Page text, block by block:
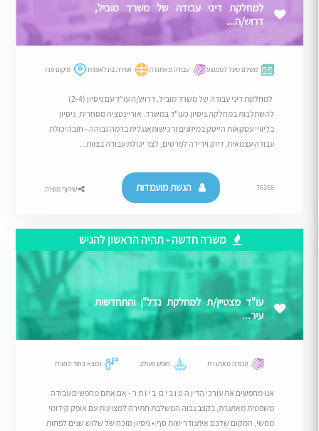
למחלקת דיני עבודה של משרד מוביל,
דרוש/ה...
משלם מעל לממוצע עבודה מאתגרת אווירה בינלאומית מיקום פגז
למחלקת דיני עבודה של משרד מוביל, דרוש/ה עו"ד עם ניסיון (2-4)
להשתלבות במחלקה.ניסיון כעו"ד במשרד. אוריינטציה מסחרית, ניסיון
בליוויי עסקאות הייטק במיזוגים ורכישותאנגלית ברמה גבוהה - חובהיכולת
עבודה עצמאית, דיוק וירידה לפרטים, לצד יכולת עבודה בצוות...
76268 הגשת מועמדות שיתוף משרה
משרה חדשה - תהיה הראשון להגיש
עו"ד מצטיין/ת למחלקת נדל"ן והתחדשות
עיר...
עבודה מאתגרת חופש פעולה נמצא בחוד החנית
אנו מחפשים את עורכי הדין ה ט ו ב י ם ב י ו ת ר - אם אתם מחפשים עבודה
משפטית מאתגרת, בקצב גבוה המשלבת חתירה למצוינות עם אופק קידומי
ממשי, המקום שלכם איתנודרישות סף:• ניסיון מוכח של שלוש שנים לפחות